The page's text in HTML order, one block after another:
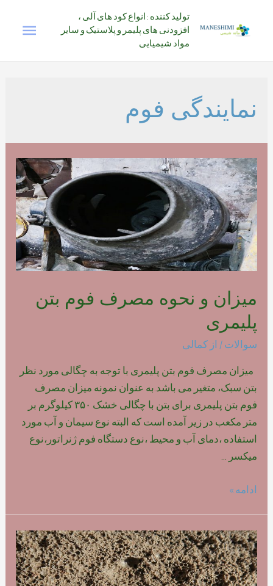
تولید کننده : انواع کود های آلی ،
افزودنی های پلیمر و پلاستیک و سایر
مواد شیمیایی
نمایندگی فوم
میزان و نحوه مصرف فوم بتن
پلیمری
سوالات / از کمالی
میزان مصرف فوم بتن پلیمری با توجه به چگالی مورد نظر
بتن سبک، متغیر می باشد.به عنوان نمونه میزان مصرف
فوم بتن پلیمری برای بتن با چگالی خشک ۳۵۰ کیلوگرم بر
متر مکعب در زیر آمده است که البته نوع سیمان و آب مورد
استفاده ،دمای آب و محیط ،نوع دستگاه فوم ژنراتور،نوع
میکسر …
میزان
مصرف
فوم
بتن
ادامه »